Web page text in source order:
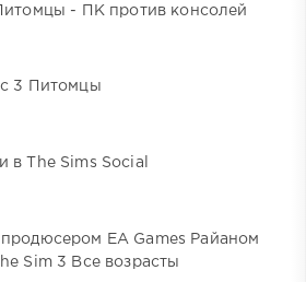
- ПК против консолей
3 Питомцы
в The Sims Social
EA Games Райаном
Sim 3 Все возрасты